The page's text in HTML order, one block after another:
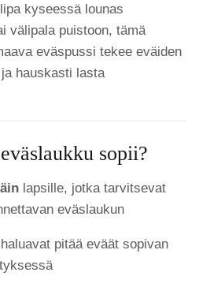
kyseessä lounas
välipala puistoon, tämä
eväspussi tekee eväiden
hauskasti lasta
sopii?
lapsille, jotka tarvitsevat
eväslaukun
pitää eväät sopivan